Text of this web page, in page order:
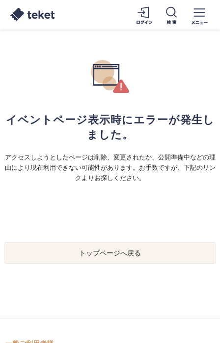
イベントページ表示時にエラーが発生し
ました。
アクセスしようとしたページは削除、変更されたか、公開準備中などの理
由により現在利用できない可能性があります。お手数ですが、下記のリン
クよりお探しください。
トップページへ戻る